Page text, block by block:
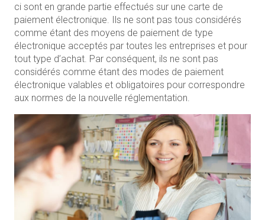
ci sont en grande partie effectués sur une carte de
paiement électronique. Ils ne sont pas tous considérés
comme étant des moyens de paiement de type
électronique acceptés par toutes les entreprises et pour
tout type d’achat. Par conséquent, ils ne sont pas
considérés comme étant des modes de paiement
électronique valables et obligatoires pour correspondre
aux normes de la nouvelle réglementation.